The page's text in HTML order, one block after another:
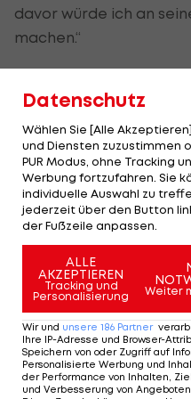
davor würde ich an
machen.“
Abmeldung vom
einen Sinn gegeben
Gegner alles Gute.
„Es ist eine Schande,
Kopf hoch, Markus,
Karriere.“
Das sieht auch Dave
an der University of
US-Team in London ist.
Datenschutz
Wählen Sie [Alle
und Diensten zuzustimmen
PUR Modus, ohne Tracking
Werbung fortzufahren. Sie
individuelle Auswahl zu
jederzeit über den Button
der Fußzeile anpassen.
ALLE
AKZEPTIEREN
Tracking und
Personalisierung
Weiter
Wir und unsere 186 Partner
Ihre IP-Adresse und Browser-
Speichern von oder Zugriff auf
Personalisierte Werbung und
der Performance von Inhalten,
und Verbesserung von Angeboten